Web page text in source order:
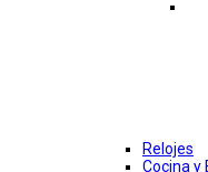
Relojes
Cocina y